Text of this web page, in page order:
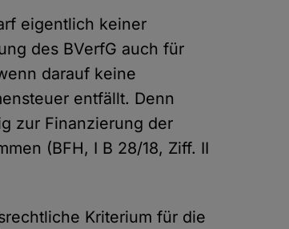
eigentlich keiner
des BVerfG auch für
darauf keine
entfällt. Denn
zur Finanzierung der
(BFH, I B 28/18, Ziff. II
Kriterium für die